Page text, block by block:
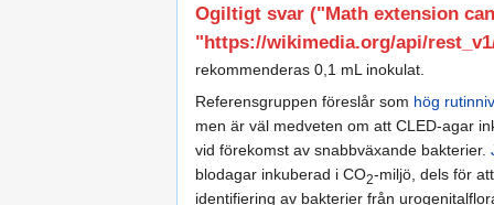
Ogiltigt svar ("Math extension
"https://wikimedia.org/api/
rekommenderas 0,1 mL inokulat.
Referensgruppen föreslår som hög
men är väl medveten om att CLED-agar
vid förekomst av snabbväxande bakterier.
blodagar inkuberad i CO2-miljö, dels för
identifiering av bakterier från